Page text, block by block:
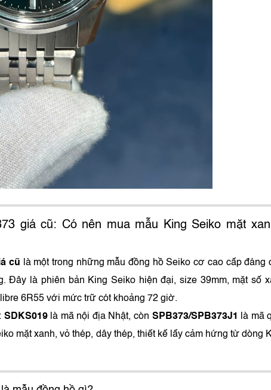
giá cũ: Có nên mua mẫu King Seiko mặt
cũ là một trong những mẫu đồng hồ Seiko cơ cao cấp đáng
Đây là phiên bản King Seiko hiện đại, size 39mm, mặt số
6R55 với mức trữ cót khoảng 72 giờ.
SDKS019là mã nội địa Nhật, còn SPB373/SPB373J1
là mã
mặt xanh, vỏ thép, dây thép, thiết kế lấy cảm hứng từ dòng